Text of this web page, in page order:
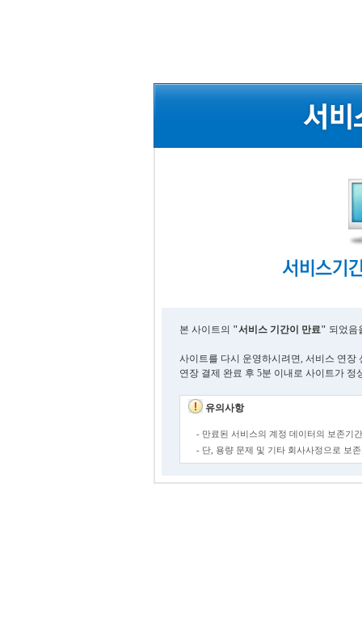
본 사이트의 "서비스 기간이 만료" 되었음
사이트를 다시 운영하시려면, 서비스 연장
연장 결제 완료 후 5분 이내로 사이트가 정
유의사항
- 만료된 서비스의 계정 데이터의 보존기
- 단, 용량 문제 및 기타 회사사정으로 보